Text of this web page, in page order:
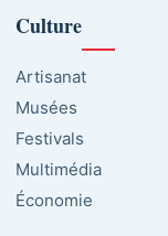
Culture
Artisanat
Musées
Festivals
Multimédia
Économie